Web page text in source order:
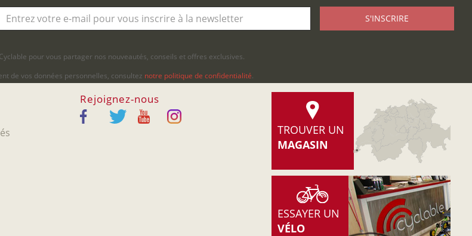
S'INSCRIRE
pour vous partager nos nouveautés, conseils et offres exclusives.
de vos données personnelles, consultez notre politique de confidentialité.
Rejoignez-nous
TROUVER UN
MAGASIN
ESSAYER UN
VÉLO